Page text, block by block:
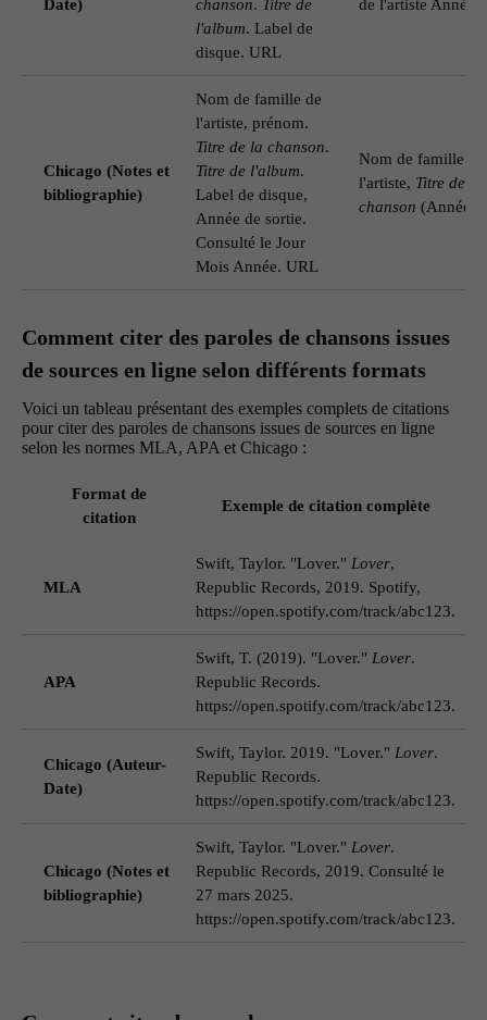
Date)
chanson. Titre de
l'album. Label de
disque. URL
de l'artiste Année)
Chicago (Notes et
bibliographie)
Nom de famille de
l'artiste, prénom.
Titre de la chanson.
Titre de l'album.
Label de disque,
Année de sortie.
Consulté le Jour
Mois Année. URL
Nom de famille de
l'artiste, Titre de la
chanson (Année).
Comment citer des paroles de chansons issues
de sources en ligne selon différents formats
Voici un tableau présentant des exemples complets de citations
pour citer des paroles de chansons issues de sources en ligne
selon les normes MLA, APA et Chicago :
Format de
citation
Exemple de citation complète
MLA
Swift, Taylor. "Lover." Lover,
Republic Records, 2019. Spotify,
https://open.spotify.com/track/abc123.
APA
Swift, T. (2019). "Lover." Lover.
Republic Records.
https://open.spotify.com/track/abc123.
Chicago (Auteur-
Date)
Swift, Taylor. 2019. "Lover." Lover.
Republic Records.
https://open.spotify.com/track/abc123.
Chicago (Notes et
bibliographie)
Swift, Taylor. "Lover." Lover.
Republic Records, 2019. Consulté le
27 mars 2025.
https://open.spotify.com/track/abc123.